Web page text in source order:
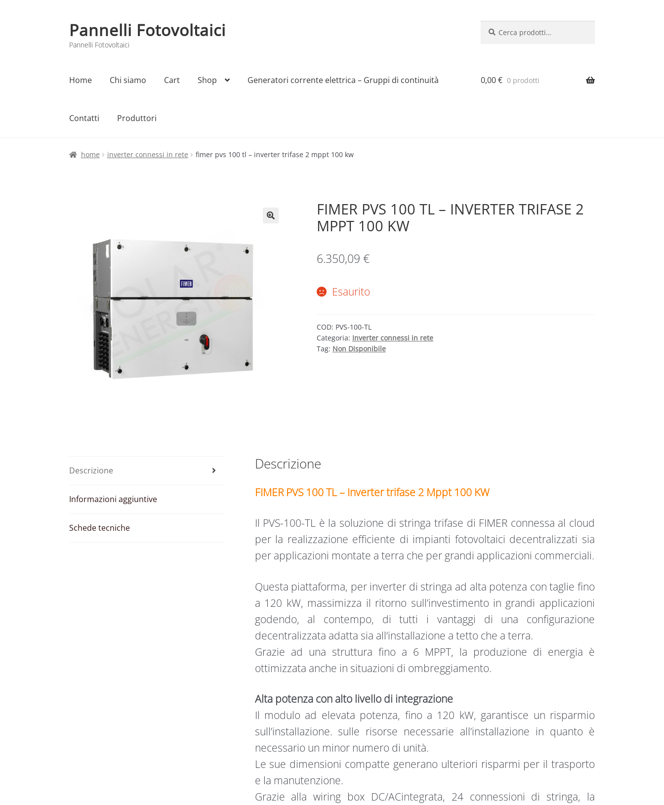
Vai
alla
navigazione
Vai
al
contenuto
Pannelli Fotovoltaici
Pannelli Fotovoltaici
Home Chi siamo Cart Shop Generatori corrente elettrica – Gruppi di continuità
Contatti Produttori
Home Cart Checkout Chi siamo Contatti My account Produttori Sample Page
0,00€ 0 prodotti
home inverter connessi in rete fimer pvs 100 tl – inverter trifase 2 mppt 100 kw
FIMER PVS 100 TL – INVERTER TRIFASE 2
MPPT 100 KW
6.350,09 €
Esaurito
COD: PVS-100-TL
Categoria: Inverter connessi in rete
Tag: Non Disponibile
Descrizione
Informazioni aggiuntive
Schede tecniche
Descrizione
FIMER PVS 100 TL – Inverter trifase 2 Mppt 100 KW
Il PVS-100-TL è la soluzione di stringa trifase di FIMER connessa al cloud
per la realizzazione efficiente di impianti fotovoltaici decentralizzati sia
per applicazioni montate a terra che per grandi applicazioni commerciali.
Questa piattaforma, per inverter di stringa ad alta potenza con taglie fino
a 120 kW, massimizza il ritorno sull’investimento in grandi applicazioni
godendo, al contempo, di tutti i vantaggi di una configurazione
decentralizzata adatta sia all’installazione a tetto che a terra.
Grazie ad una struttura fino a 6 MPPT, la produzione di energia è
ottimizzata anche in situazioni di ombreggiamento.
Alta potenza con alto livello di integrazione
Il modulo ad elevata potenza, fino a 120 kW, garantisce un risparmio
sull’installazione. sulle risorse necessarie all’installazione in quanto è
necessario un minor numero di unità.
Le sue dimensioni compatte generano ulteriori risparmi per il trasporto
e la manutenzione.
Grazie alla wiring box DC/ACintegrata, 24 connessioni di stringa, la